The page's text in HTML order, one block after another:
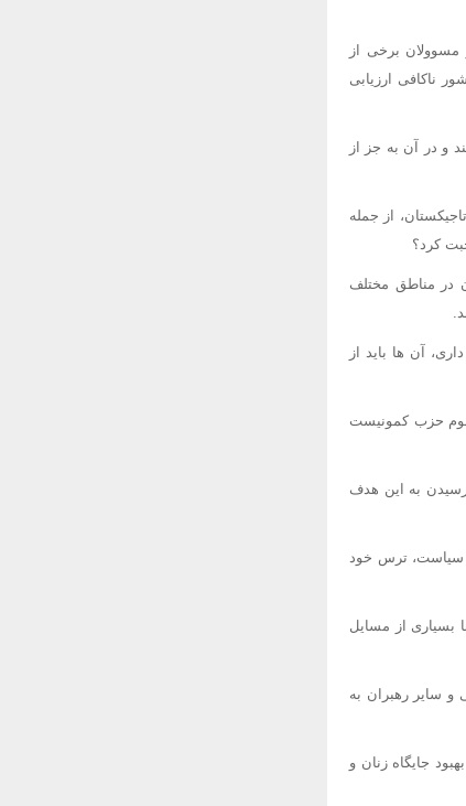
و مسوولان برخی از
ناکافی ارزیابی
و در آن به جز از
از جمله
کرد؟
در مناطق مختلف
آن ها باید از
سوم حزب کمونیست
رسیدن به این هدف
سیاست، ترس خود
بسیاری از مسایل
و سایر رهبران به
جایگاه زنان و